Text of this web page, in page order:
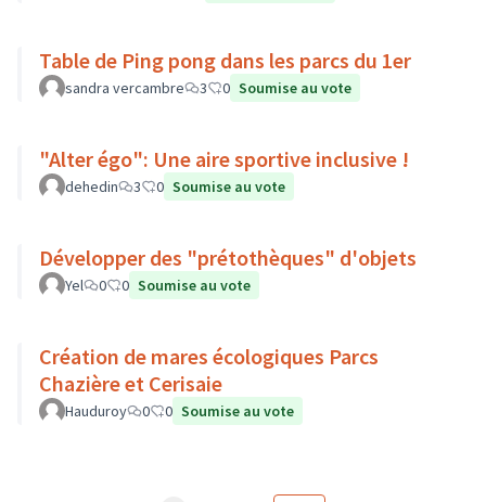
Table de Ping pong dans les parcs du 1er
sandra vercambre 3 0 Soumise au vote
"Alter égo": Une aire sportive inclusive !
dehedin 3 0 Soumise au vote
Développer des "prétothèques" d'objets
Yel 0 0 Soumise au vote
Création de mares écologiques Parcs
Chazière et Cerisaie
Hauduroy 0 0 Soumise au vote